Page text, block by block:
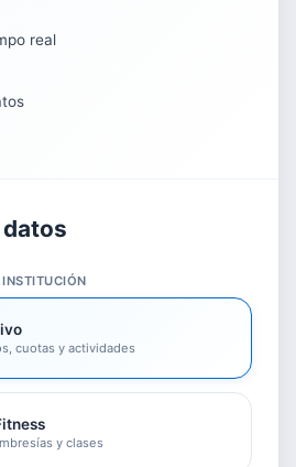
real
cuotas y actividades
y clases